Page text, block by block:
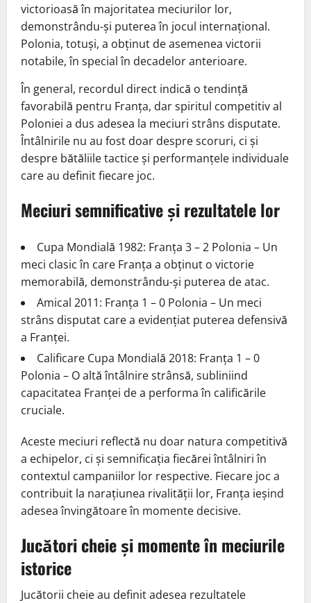
victorioasă în majoritatea meciurilor lor,
demonstrându-și puterea în jocul internațional.
Polonia, totuși, a obținut de asemenea victorii
notabile, în special în decadelor anterioare.
În general, recordul direct indică o tendință
favorabilă pentru Franța, dar spiritul competitiv al
Poloniei a dus adesea la meciuri strâns disputate.
Întâlnirile nu au fost doar despre scoruri, ci și
despre bătăliile tactice și performanțele individuale
care au definit fiecare joc.
Meciuri semnificative și rezultatele lor
Cupa Mondială 1982: Franța 3 – 2 Polonia – Un
meci clasic în care Franța a obținut o victorie
memorabilă, demonstrându-și puterea de atac.
Amical 2011: Franța 1 – 0 Polonia – Un meci
strâns disputat care a evidențiat puterea defensivă
a Franței.
Calificare Cupa Mondială 2018: Franța 1 – 0
Polonia – O altă întâlnire strânsă, subliniind
capacitatea Franței de a performa în calificările
cruciale.
Aceste meciuri reflectă nu doar natura competitivă
a echipelor, ci și semnificația fiecărei întâlniri în
contextul campaniilor lor respective. Fiecare joc a
contribuit la narațiunea rivalității lor, Franța ieșind
adesea învingătoare în momente decisive.
Jucători cheie și momente în meciurile
istorice
Jucătorii cheie au definit adesea rezultatele